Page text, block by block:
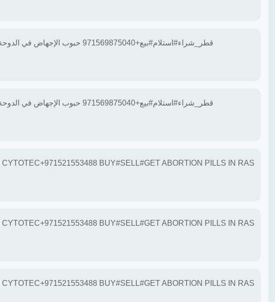
قطر_شراء#استلام#بيع+971569875040
قطر_شراء#استلام#بيع+971569875040
BUY#SELL#GET ABORTION PILLS IN RAS
BUY#SELL#GET ABORTION PILLS IN RAS
BUY#SELL#GET ABORTION PILLS IN RAS